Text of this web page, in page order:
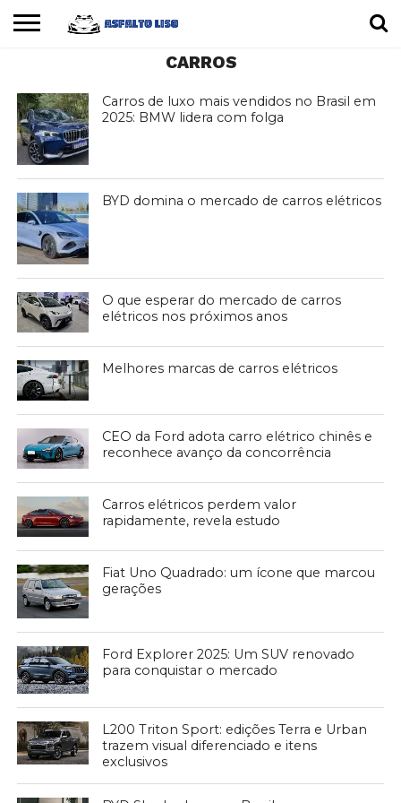
CARROS
Carros de luxo mais vendidos no Brasil em
2025: BMW lidera com folga
BYD domina o mercado de carros elétricos
O que esperar do mercado de carros
elétricos nos próximos anos
Melhores marcas de carros elétricos
CEO da Ford adota carro elétrico chinês e
reconhece avanço da concorrência
Carros elétricos perdem valor
rapidamente, revela estudo
Fiat Uno Quadrado: um ícone que marcou
gerações
Ford Explorer 2025: Um SUV renovado
para conquistar o mercado
L200 Triton Sport: edições Terra e Urban
trazem visual diferenciado e itens
exclusivos